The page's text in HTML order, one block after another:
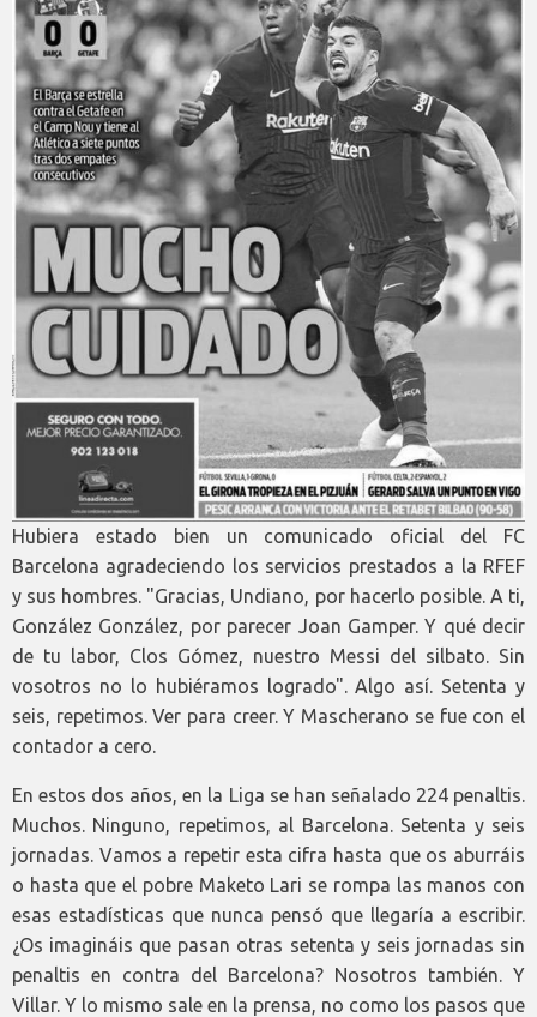
Hubiera estado bien un comunicado oficial del FC
Barcelona agradeciendo los servicios prestados a la RFEF
y sus hombres. "Gracias, Undiano, por hacerlo posible. A ti,
González González, por parecer Joan Gamper. Y qué decir
de tu labor, Clos Gómez, nuestro Messi del silbato. Sin
vosotros no lo hubiéramos logrado". Algo así. Setenta y
seis, repetimos. Ver para creer. Y Mascherano se fue con el
contador a cero.
En estos dos años, en la Liga se han señalado 224 penaltis.
Muchos. Ninguno, repetimos, al Barcelona. Setenta y seis
jornadas. Vamos a repetir esta cifra hasta que os aburráis
o hasta que el pobre Maketo Lari se rompa las manos con
esas estadísticas que nunca pensó que llegaría a escribir.
¿Os imagináis que pasan otras setenta y seis jornadas sin
penaltis en contra del Barcelona? Nosotros también. Y
Villar. Y lo mismo sale en la prensa, no como los pasos que